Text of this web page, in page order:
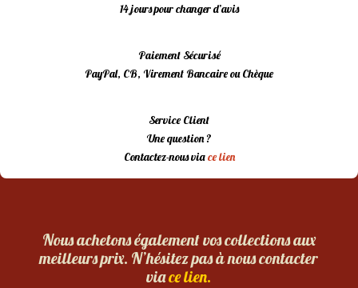
14 jours pour changer d’avis
Paiement Sécurisé
PayPal, CB, Virement Bancaire ou Chèque
Service Client
Une question ?
Contactez-nous viace lien
Nous achetons également vos collections aux
meilleurs prix. N’hésitez pas à nous contacter
viace lien.